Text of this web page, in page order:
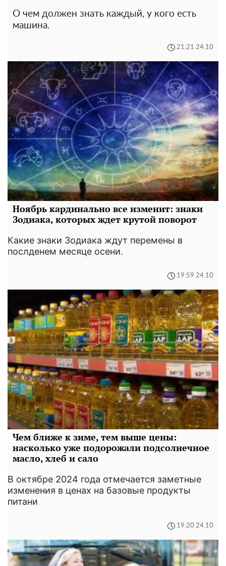
О чем должен знать каждый, у кого есть
машина.
21:21 24.10
Ноябрь кардинально все изменит: знаки
Зодиака, которых ждет крутой поворот
Какие знаки Зодиака ждут перемены в
послденем месяце осени.
19:59 24.10
Чем ближе к зиме, тем выше цены:
насколько уже подорожали подсолнечное
масло, хлеб и сало
В октябре 2024 года отмечается заметные
изменения в ценах на базовые продукты
питани
19:20 24.10